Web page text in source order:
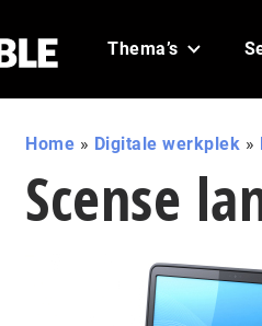
Thema’s
Home » Digitale werkplek »
Scense